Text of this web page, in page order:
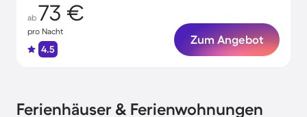
ab 73 €
pro Nacht
4.5
Zum Angebot
Ferienhäuser & Ferienwohnungen